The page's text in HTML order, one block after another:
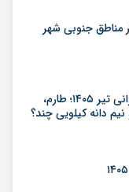
مناطق جنوبی شهر
قیمت جدید انواع برنج ایرانی تیر ۱۴۰۵؛ طارم،
دانه کیلویی چند؟